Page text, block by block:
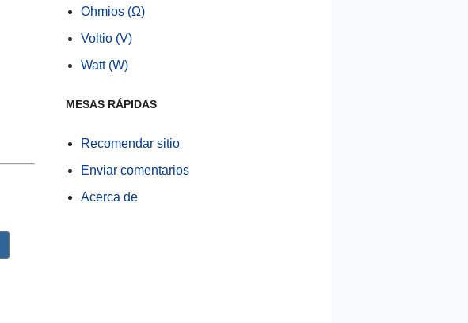
Ohmios (Ω)
Voltio (V)
Watt (W)
MESAS RÁPIDAS
Recomendar sitio
Enviar comentarios
Acerca de